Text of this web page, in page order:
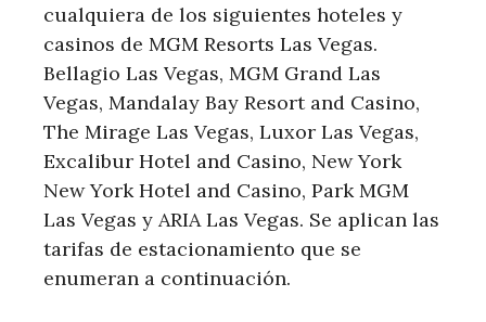
cualquiera de los siguientes hoteles y
casinos de MGM Resorts Las Vegas.
Bellagio Las Vegas, MGM Grand Las
Vegas, Mandalay Bay Resort and Casino,
The Mirage Las Vegas, Luxor Las Vegas,
Excalibur Hotel and Casino, New York
New York Hotel and Casino, Park MGM
Las Vegas y ARIA Las Vegas. Se aplican las
tarifas de estacionamiento que se
enumeran a continuación.